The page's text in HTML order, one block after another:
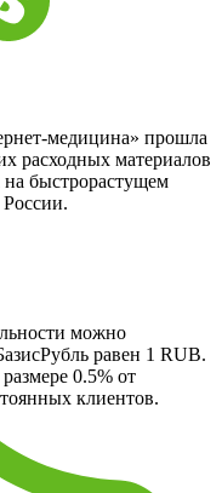
медицина» прошла
расходных материалов
на быстрорастущем
можно
равен 1 RUB.
0.5% от
клиентов.